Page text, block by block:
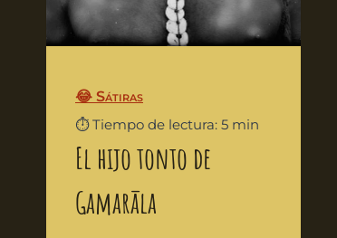
😂 Sátiras
⏱️ Tiempo de lectura: 5 min
El hijo tonto de
Gamarāla